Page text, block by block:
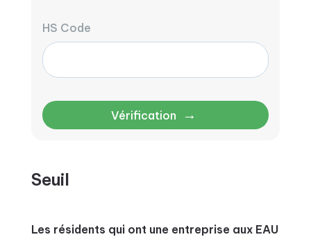
HS Code
Vérification →
Seuil
Les résidents qui ont une entreprise aux EAU